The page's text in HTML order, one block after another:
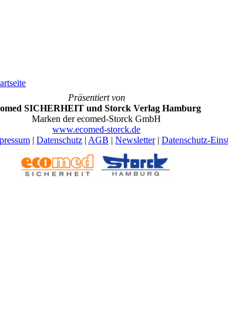
Präsentiert von
SICHERHEIT und Storck Verlag Hamburg
Marken der ecomed-Storck GmbH
www.ecomed-storck.de
| Datenschutz | AGB | Newsletter| Datenschutz-